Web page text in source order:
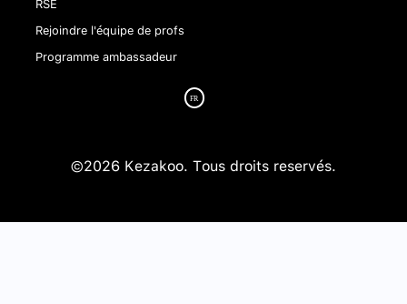
Rejoindre l'équipe de profs
Programme ambassadeur
©2026 Kezakoo. Tous droits reservés.